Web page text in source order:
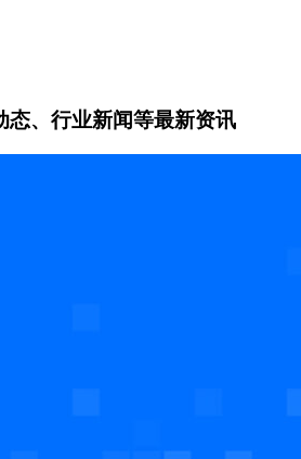
态、行业新闻等最新资讯